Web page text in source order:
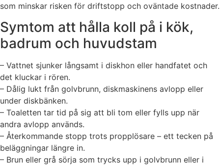
som minskar risken för driftstopp och oväntade kostnader.
Symtom att hålla koll på i kök,
badrum och huvudstam
– Vattnet sjunker långsamt i diskhon eller handfatet och
det kluckar i rören.
– Dålig lukt från golvbrunn, diskmaskinens avlopp eller
under diskbänken.
– Toaletten tar tid på sig att bli tom eller fylls upp när
andra avlopp används.
– Återkommande stopp trots propplösare – ett tecken på
beläggningar längre in.
– Brun eller grå sörja som trycks upp i golvbrunn eller i